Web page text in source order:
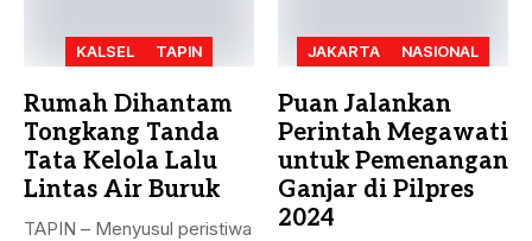
KALSEL TAPIN
Rumah Dihantam
Tongkang Tanda
Tata Kelola Lalu
Lintas Air Buruk
TAPIN – Menyusul peristiwa
JAKARTA NASIONAL
Puan Jalankan
Perintah Megawati
untuk Pemenangan
Ganjar di Pilpres
2024